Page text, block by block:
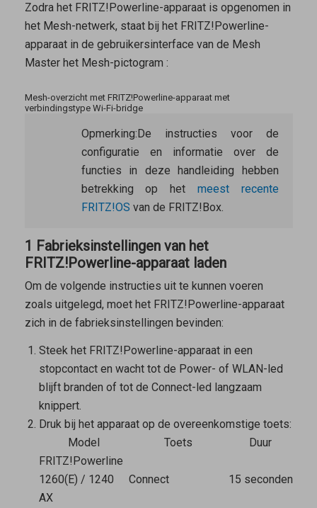
Zodra het FRITZ!Powerline-apparaat is opgenomen in
het Mesh-netwerk, staat bij het FRITZ!Powerline-
apparaat in de gebruikersinterface van de Mesh
Masterhet Mesh-pictogram :
Mesh-overzicht met FRITZ!Powerline-apparaat met
verbindingstype Wi-Fi-bridge
Opmerking:De instructies voor de
configuratie en informatie over de
functies in deze handleiding hebben
betrekking op het meest recente
FRITZ!OS van de FRITZ!Box.
1 Fabrieksinstellingen van het
FRITZ!Powerline-apparaat laden
Om de volgende instructies uit te kunnen voeren
zoals uitgelegd, moet het FRITZ!Powerline-apparaat
zich in de fabrieksinstellingen bevinden:
Steek het FRITZ!Powerline-apparaat in een
stopcontact en wacht tot de Power- of WLAN-led
blijft branden of tot de Connect-led langzaam
knippert.
Druk bij het apparaat op de overeenkomstige toets:
Model
Toets
Duur
FRITZ!Powerline
1260(E) / 1240
AX
Connect 15 seconden